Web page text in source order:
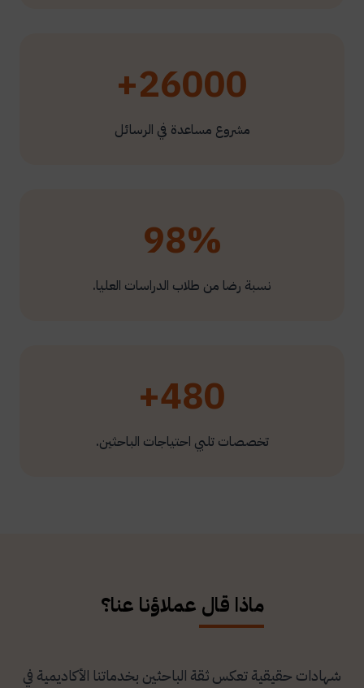
26000+
مشروع مساعدة في الرسائل
98%
نسبة رضا من طلاب الدراسات العليا.
480+
تخصصات تلبي احتياجات الباحثين.
ماذا قال عملاؤنا عنا؟
شهادات حقيقية تعكس ثقة الباحثين بخدماتنا الأكاديمية في